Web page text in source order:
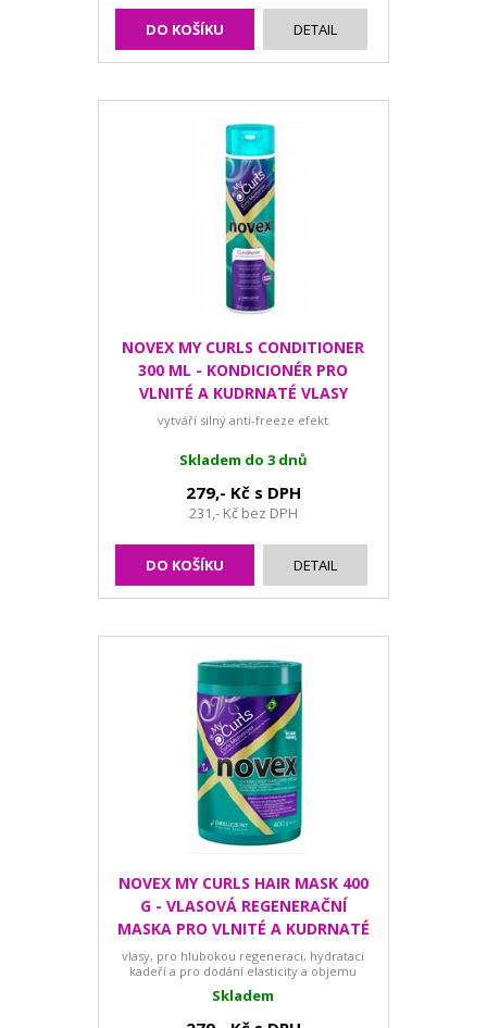
DO KOŠÍKU DETAIL
NOVEX MY CURLS CONDITIONER
300 ML - KONDICIONÉR PRO
VLNITÉ A KUDRNATÉ VLASY
vytváří silný anti-freeze efekt
Skladem do 3 dnů
279,- Kč s DPH
231,- Kč bez DPH
DO KOŠÍKU DETAIL
NOVEX MY CURLS HAIR MASK 400
G - VLASOVÁ REGENERAČNÍ
MASKA PRO VLNITÉ A KUDRNATÉ
VLASY
vlasy, pro hlubokou regeneraci, hydrataci
kadeří a pro dodání elasticity a objemu
Skladem